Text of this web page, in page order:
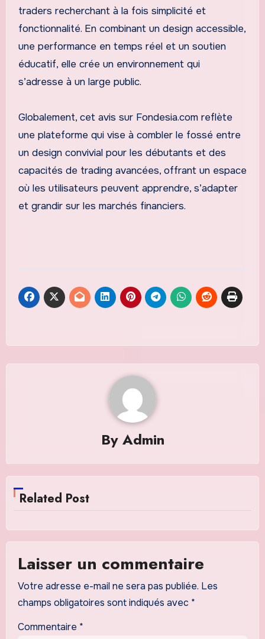
traders recherchant à la fois simplicité et
fonctionnalité. En combinant un design accessible,
une performance en temps réel et un soutien
éducatif, elle crée un environnement qui
s’adresse à un large public.
Globalement, cet avis sur Fondesia.com reflète
une plateforme qui vise à combler le fossé entre
un design convivial pour les débutants et des
capacités de trading avancées, offrant un espace
où les utilisateurs peuvent apprendre, s’adapter
et grandir sur les marchés financiers.
By Admin
Related Post
Laisser un commentaire
Votre adresse e-mail ne sera pas publiée. Les
champs obligatoires sont indiqués avec *
Commentaire *